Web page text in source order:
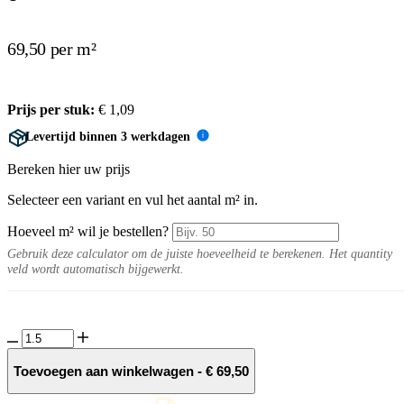
69,50 per m²
Prijs per stuk: € 1,09
Levertijd binnen 3 werkdagen i
Bereken hier uw prijs
Selecteer een variant en vul het aantal m² in.
Hoeveel m² wil je bestellen?
Gebruik deze calculator om de juiste hoeveelheid te berekenen. Het quantity
veld wordt automatisch bijgewerkt.
Plat
gestraat
Straakbaksteen
Toevoegen aan winkelwagen - € 69,50